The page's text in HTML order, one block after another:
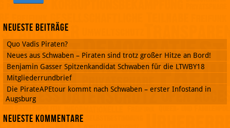
Neueste Beiträge
Quo Vadis Piraten?
Neues aus Schwaben – Piraten sind trotz großer Hitze an Bord!
Benjamin Gasser Spitzenkandidat Schwaben für die LTWBY18
Mitgliederrundbrief
Die PirateAPEtour kommt nach Schwaben – erster Infostand in
Augsburg
Neueste Kommentare